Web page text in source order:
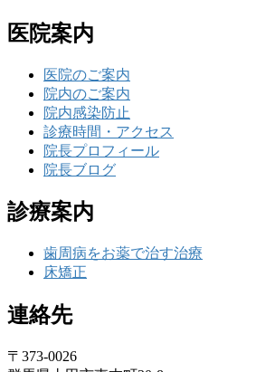
医院案内
医院のご案内
院内のご案内
院内感染防止
診療時間・アクセス
院長プロフィール
院長ブログ
診療案内
歯周病をお薬で治す治療
床矯正
連絡先
〒373-0026